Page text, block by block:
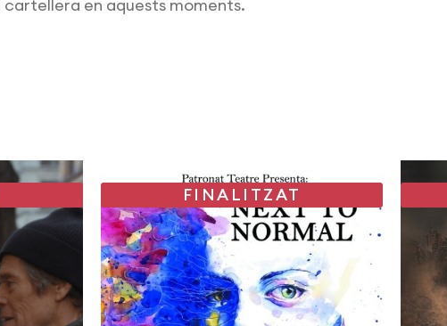
cartellera en aquests moments.
FINALITZAT